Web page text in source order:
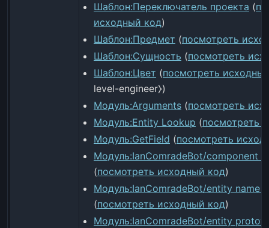
Шаблон:Переключатель проекта (
исходный код)
Шаблон:Предмет (посмотреть
Шаблон:Сущность (посмотреть
Шаблон:Цвет (посмотреть
level-engineer⧽)
Модуль:Arguments (посмотреть
Модуль:Entity Lookup (посмотреть
Модуль:GetField (посмотреть
Модуль:IanComradeBot/component
(посмотреть исходный код)
Модуль:IanComradeBot/entity name
(посмотреть исходный код)
Модуль:IanComradeBot/entity